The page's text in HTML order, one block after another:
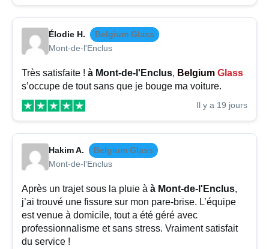
Élodie H.
Belgium Glass
Mont-de-l'Enclus
Très satisfaite ! à Mont-de-l'Enclus, Belgium Glass
s’occupe de tout sans que je bouge ma voiture.
Il y a 19 jours
Hakim A.
Belgium Glass
Mont-de-l'Enclus
Après un trajet sous la pluie à à Mont-de-l'Enclus,
j’ai trouvé une fissure sur mon pare-brise. L’équipe
est venue à domicile, tout a été géré avec
professionnalisme et sans stress. Vraiment satisfait
du service !